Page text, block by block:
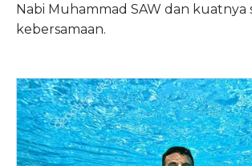
Nabi Muhammad SAW dan kuatnya
kebersamaan.